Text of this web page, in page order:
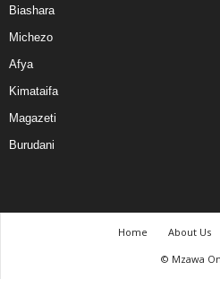
Biashara
Michezo
Afya
Kimataifa
Magazeti
Burudani
Home About Us
© Mzawa